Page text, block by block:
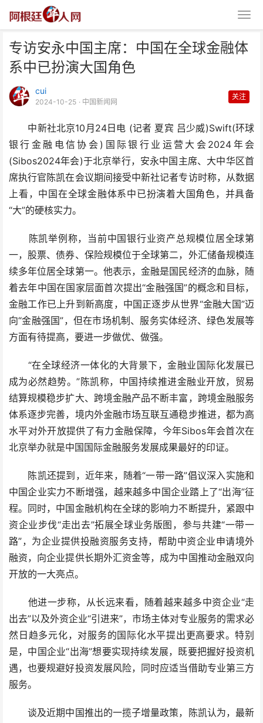
专访安永中国主席：中国在全球金融体
系中已扮演大国角色
cui
2024-10-25 · 中国新闻网
关注
中新社北京10月24日电 (记者 夏宾 吕少威)Swift(环球
银行金融电信协会)国际银行业运营大会2024年会
(Sibos2024年会)于北京举行，安永中国主席、大中华区首
席执行官陈凯在会议期间接受中新社记者专访时称，从数据
上看，中国在全球金融体系中已扮演着大国角色，并具备
“大”的硬核实力。
陈凯举例称，当前中国银行业资产总规模位居全球第
一，股票、债券、保险规模位于全球第二，外汇储备规模连
续多年位居全球第一。他表示，金融是国民经济的血脉，随
着去年中国在国家层面首次提出“金融强国”的概念和目标，
金融工作已上升到新高度，中国正逐步从世界“金融大国”迈
向“金融强国”，但在市场机制、服务实体经济、绿色发展等
方面有待提高，要进一步做优、做强。
“在全球经济一体化的大背景下，金融业国际化发展已
成为必然趋势。”陈凯称，中国持续推进金融业开放，贸易
结算规模稳步扩大、跨境金融产品不断丰富，跨境金融服务
体系逐步完善，境内外金融市场互联互通稳步推进，都为高
水平对外开放提供了有力金融保障，今年Sibos年会首次在
北京举办就是中国国际金融服务发展成果最好的印证。
陈凯还提到，近年来，随着“一带一路”倡议深入实施和
中国企业实力不断增强，越来越多中国企业踏上了“出海”征
程。同时，中国金融机构在全球的影响力不断提升，紧跟中
资企业步伐“走出去”拓展全球业务版图，参与共建“一带一
路”，为企业提供投融资服务支持，帮助中资企业申请境外
融资，向企业提供长期外汇资金等，成为中国推动金融双向
开放的一大亮点。
他进一步称，从长远来看，随着越来越多中资企业“走
出去”以及外资企业“引进来”，市场主体对专业服务的需求必
然日趋多元化，对服务的国际化水平提出更高要求。特别
是，中国企业“出海”想要实现持续发展，既要把握好投资机
遇，也要规避好投资发展风险，同时应适当借助专业第三方
服务。
谈及近期中国推出的一揽子增量政策，陈凯认为，最新
专访安永中国主席：中国在全球金
融体系中已扮演大国角色